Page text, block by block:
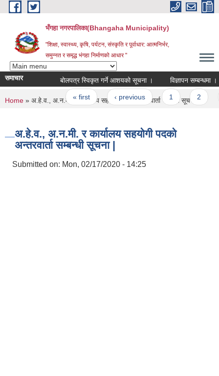
Skip to main content
भँगहा नगरपालिका(Bhangaha Municipality)
"शिक्षा, स्वास्थ्य, कृषि, पर्यटन, संस्कृति र पूर्वाधार: आत्मनिर्भर,
समुन्नत र समृद्ध भंगहा निर्माणको आधार "
समाचार बोलपत्र स्विकृत गर्ने आशयको सूचना । विज्ञापन सम्बन्धमा ।
Pages
« first ‹ previous 1 2
You are here
Home » अ.हे.व., अ.न.मी. र कार्यालय सहयोगी पदको अन्तरवार्ता सम्बन्धी सूचना |
अ.हे.व., अ.न.मी. र कार्यालय सहयोगी पदको
अन्तरवार्ता सम्बन्धी सूचना |
Submitted on: Mon, 02/17/2020 - 14:25